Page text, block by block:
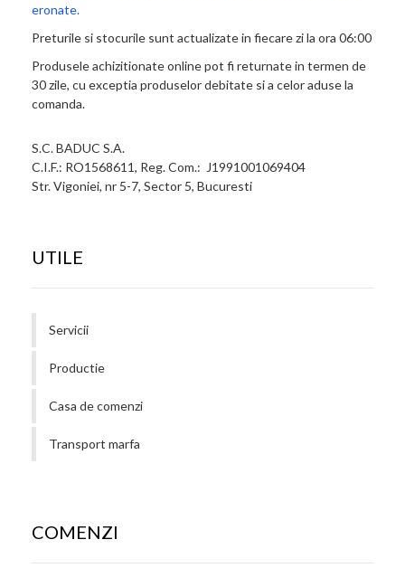
eronate.
Preturile si stocurile sunt actualizate in fiecare zi la ora 06:00
Produsele achizitionate online pot fi returnate in termen de
30 zile, cu exceptia produselor debitate si a celor aduse la
comanda.
S.C. BADUC S.A.
C.I.F.: RO1568611, Reg. Com.: J1991001069404
Str. Vigoniei, nr 5-7, Sector 5, Bucuresti
UTILE
Servicii
Productie
Casa de comenzi
Transport marfa
COMENZI